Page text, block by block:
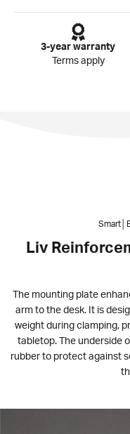
3-year warranty
Terms apply
Liv
The mounting plate
arm to the desk. It is
weight during clamping,
tabletop. The underside
rubber to protect against